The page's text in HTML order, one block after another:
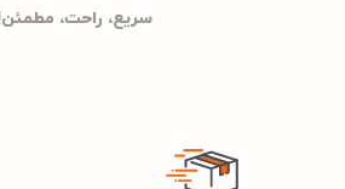
عوامل و تأثیر آنها بر تصمیم‌گیری
سریع، راحت،